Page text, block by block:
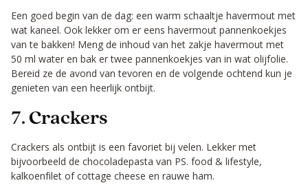
Een goed begin van de dag: een warm schaaltje havermout met
wat kaneel. Ook lekker om er eens havermout pannenkoekjes
van te bakken! Meng de inhoud van het zakje havermout met
50 ml water en bak er twee pannenkoekjes van in wat olijfolie.
Bereid ze de avond van tevoren en de volgende ochtend kun je
genieten van een heerlijk ontbijt.
7. Crackers
Crackers als ontbijt is een favoriet bij velen. Lekker met
bijvoorbeeld de chocoladepasta van PS. food & lifestyle,
kalkoenfilet of cottage cheese en rauwe ham.